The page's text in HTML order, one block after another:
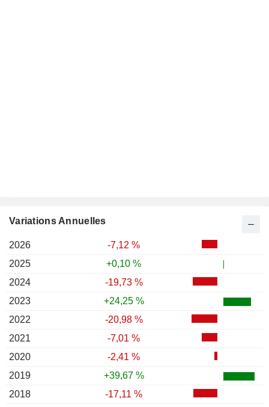
Variations Annuelles
2026
-7,12 %
2025
+0,10 %
2024
-19,73 %
2023
+24,25 %
2022
-20,98 %
2021
-7,01 %
2020
-2,41 %
2019
+39,67 %
2018
-17,11 %